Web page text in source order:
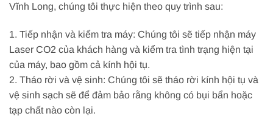
Vĩnh Long, chúng tôi thực hiện theo quy trình sau:
1. Tiếp nhận và kiểm tra máy: Chúng tôi sẽ tiếp nhận máy
Laser CO2 của khách hàng và kiểm tra tình trạng hiện tại
của máy, bao gồm cả kính hội tụ.
2. Tháo rời và vệ sinh: Chúng tôi sẽ tháo rời kính hội tụ và
vệ sinh sạch sẽ để đảm bảo rằng không có bụi bẩn hoặc
tạp chất nào còn lại.